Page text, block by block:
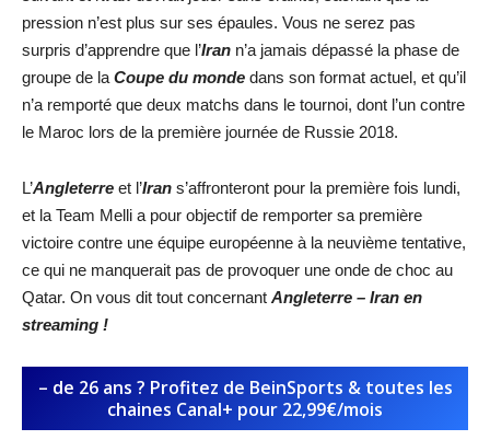
pression n’est plus sur ses épaules. Vous ne serez pas
surpris d’apprendre que l’Iran n’a jamais dépassé la phase de
groupe de la Coupe du monde dans son format actuel, et qu’il
n’a remporté que deux matchs dans le tournoi, dont l’un contre
le Maroc lors de la première journée de Russie 2018.
L’Angleterre et l’Iran s’affronteront pour la première fois lundi,
et la Team Melli a pour objectif de remporter sa première
victoire contre une équipe européenne à la neuvième tentative,
ce qui ne manquerait pas de provoquer une onde de choc au
Qatar. On vous dit tout concernant Angleterre – Iran en
streaming !
– de 26 ans ? Profitez de BeinSports & toutes les
chaines Canal+ pour 22,99€/mois